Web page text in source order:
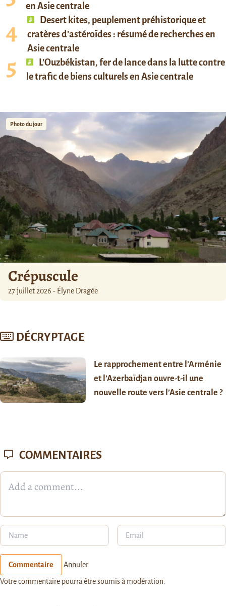
en Asie centrale
Desert kites, peuplement préhistorique et
cratères d’astéroïdes : résumé de recherches en
Asie centrale
L’Ouzbékistan, fer de lance dans la lutte contre
le trafic de biens culturels en Asie centrale
Photo du jour
Crépuscule
27 juillet 2026 - Élyne Dragée
DÉCRYPTAGE
Le rapprochement entre l’Arménie
et l’Azerbaïdjan ouvre-t-il une
nouvelle route vers l’Asie centrale ?
COMMENTAIRES
Commentaire Annuler
Votre commentaire pourra être soumis à modération.